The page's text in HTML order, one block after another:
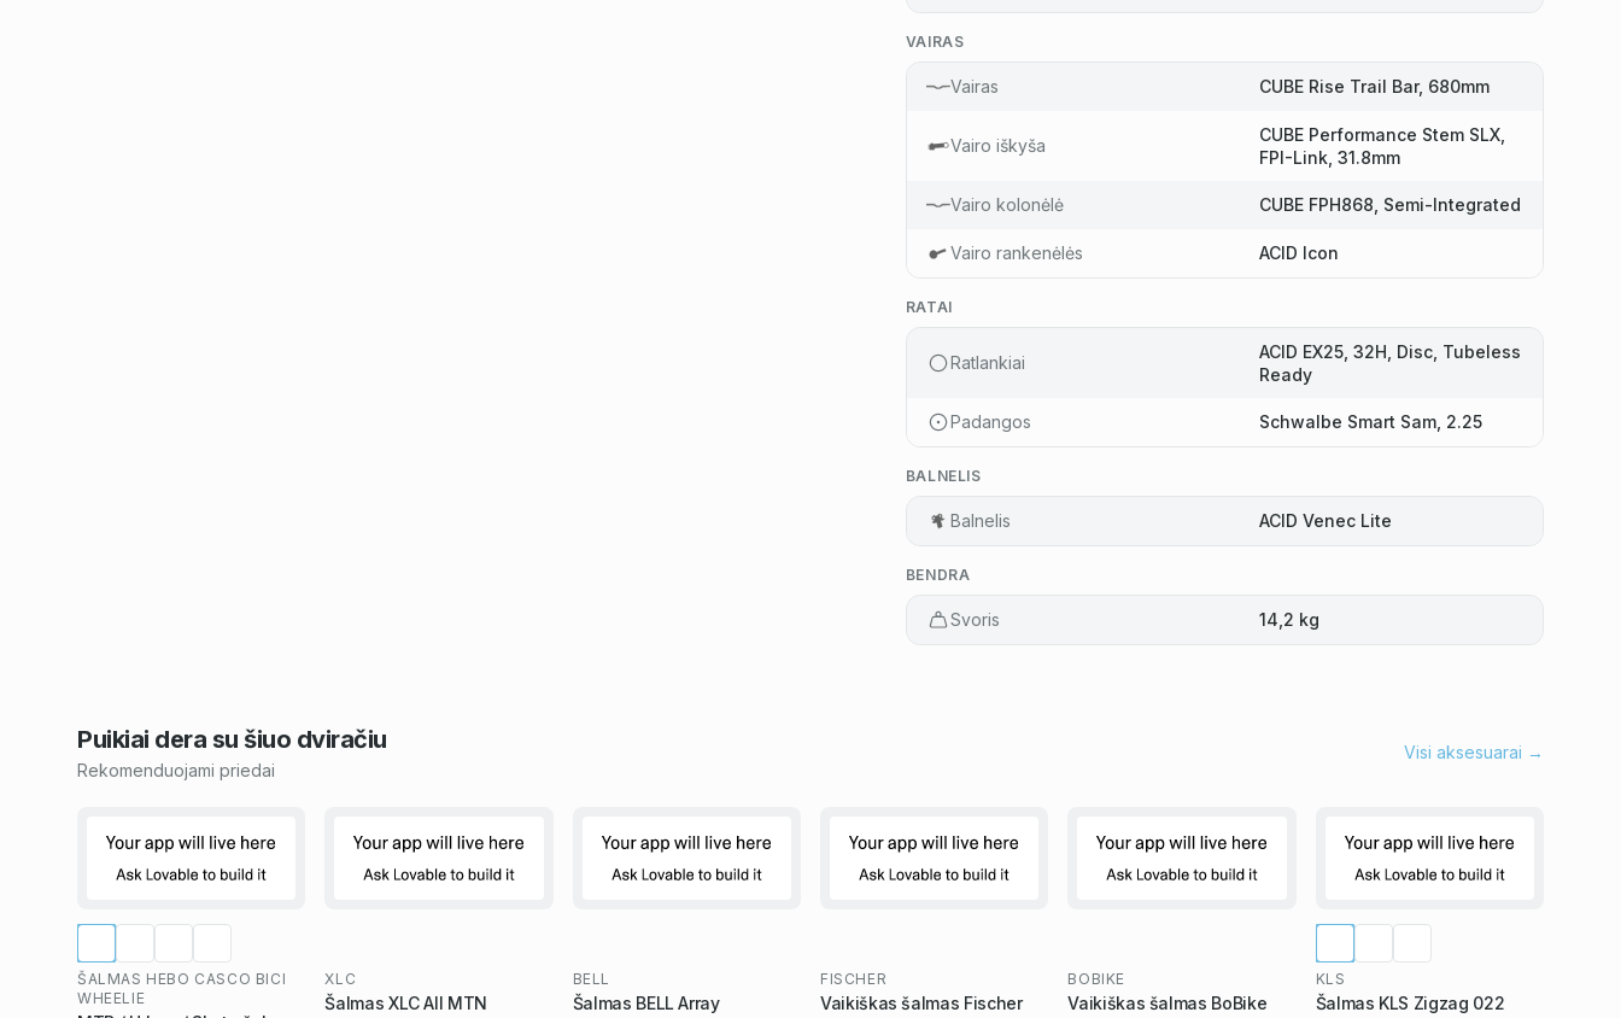
VAIRAS
Vairas CUBE Rise Trail Bar, 680mm
Vairo iškyša
CUBE Performance Stem SLX,
FPI-Link, 31.8mm
Vairo kolonėlė CUBE FPH868, Semi-Integrated
Vairo rankenėlės ACID Icon
RATAI
Ratlankiai
ACID EX25, 32H, Disc, Tubeless
Ready
Padangos Schwalbe Smart Sam, 2.25
BALNELIS
Balnelis ACID Venec Lite
BENDRA
Svoris 14,2 kg
Puikiai dera su šiuo dviračiu
Rekomenduojami priedai
Visi aksesuarai →
ŠALMAS HEBO CASCO BICI
WHEELIE
XLC
Šalmas XLC All MTN
BELL
Šalmas BELL Array
FISCHER
Vaikiškas šalmas Fischer
BOBIKE
Vaikiškas šalmas BoBike
KLS
Šalmas KLS Zigzag 022